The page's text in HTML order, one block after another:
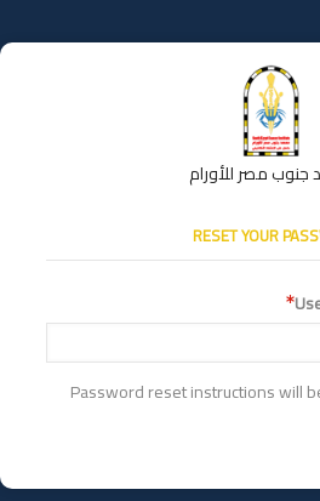
مصر للأورام
RESET YOUR
Password reset instructions will